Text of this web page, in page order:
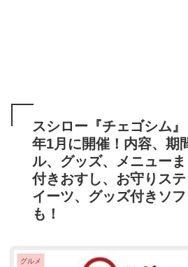
スシロー『チェゴシム
年1月に開催！内容、期
ル、グッズ、メニュー
付きおすし、お守りス
イーツ、グッズ付きソ
も！
グルメ